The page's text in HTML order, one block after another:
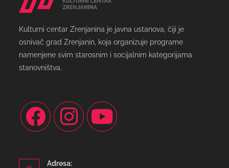
Kulturni centar Zrenjanina je javna ustanova, čiji je
osnivač grad Zrenjanin, koja organizuje programe
namenjene svim starosnim i socijalnim kategorijama
stanovništva.
Adresa: